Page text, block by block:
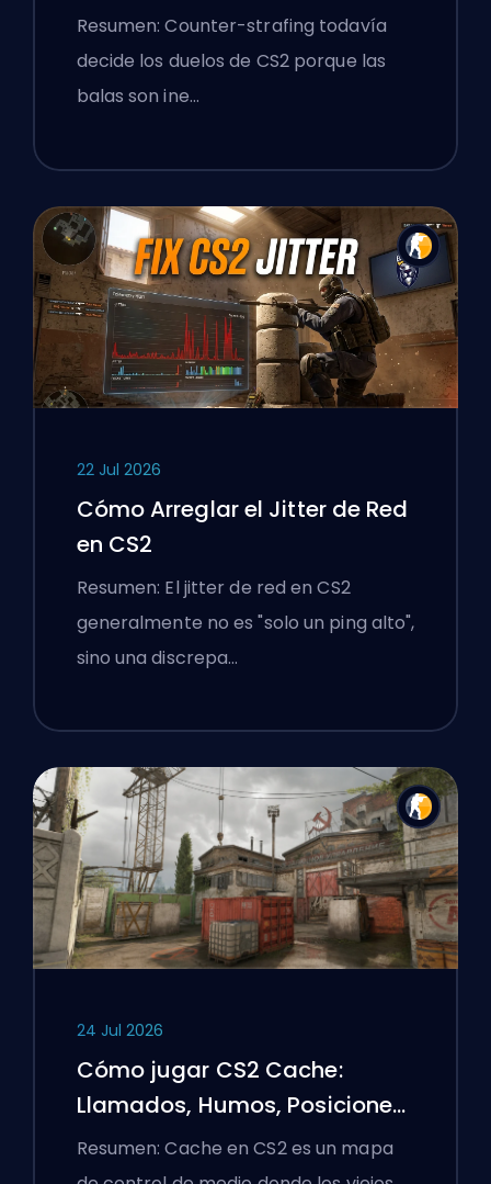
Precisión
Resumen: Counter-strafing todavía
decide los duelos de CS2 porque las
balas son ine…
22 Jul 2026
Cómo Arreglar el Jitter de Red
en CS2
Resumen: El jitter de red en CS2
generalmente no es "solo un ping alto",
sino una discrepa…
24 Jul 2026
Cómo jugar CS2 Cache:
Llamados, Humos, Posiciones
y Consejos Premier
Resumen: Cache en CS2 es un mapa